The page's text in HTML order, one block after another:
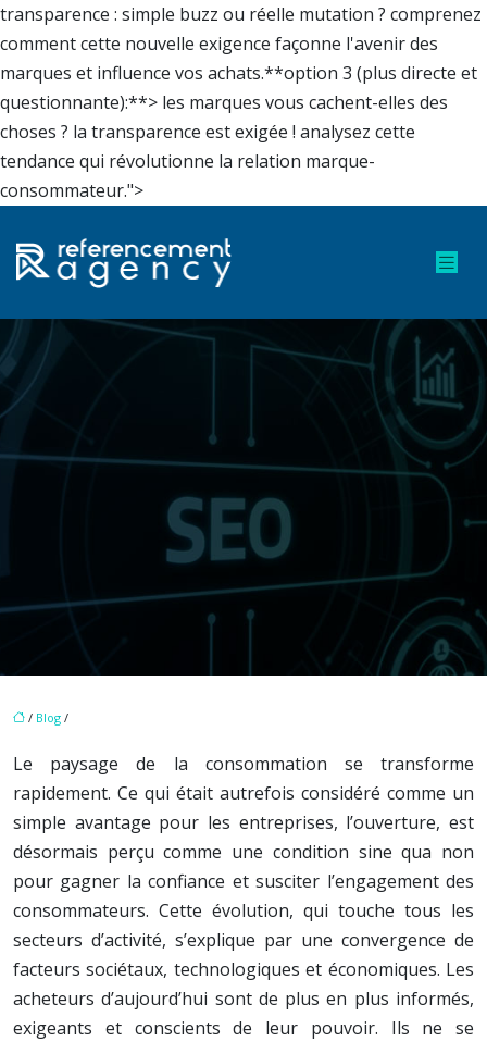
transparence : simple buzz ou réelle mutation ? comprenez
comment cette nouvelle exigence façonne l'avenir des
marques et influence vos achats.**option 3 (plus directe et
questionnante):**> les marques vous cachent-elles des
choses ? la transparence est exigée ! analysez cette
tendance qui révolutionne la relation marque-
consommateur.">
/ Blog /
Le paysage de la consommation se transforme
rapidement. Ce qui était autrefois considéré comme un
simple avantage pour les entreprises, l’ouverture, est
désormais perçu comme une condition sine qua non
pour gagner la confiance et susciter l’engagement des
consommateurs. Cette évolution, qui touche tous les
secteurs d’activité, s’explique par une convergence de
facteurs sociétaux, technologiques et économiques. Les
acheteurs d’aujourd’hui sont de plus en plus informés,
exigeants et conscients de leur pouvoir. Ils ne se